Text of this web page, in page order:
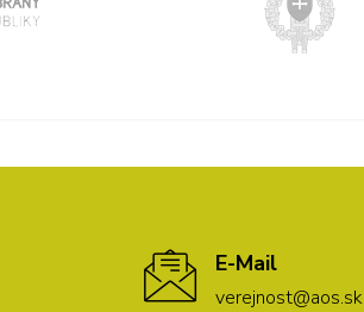
E-Mail
verejnost@aos.sk